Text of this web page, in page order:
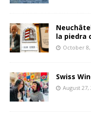
la piedra
October 8,
Swiss
August 27,